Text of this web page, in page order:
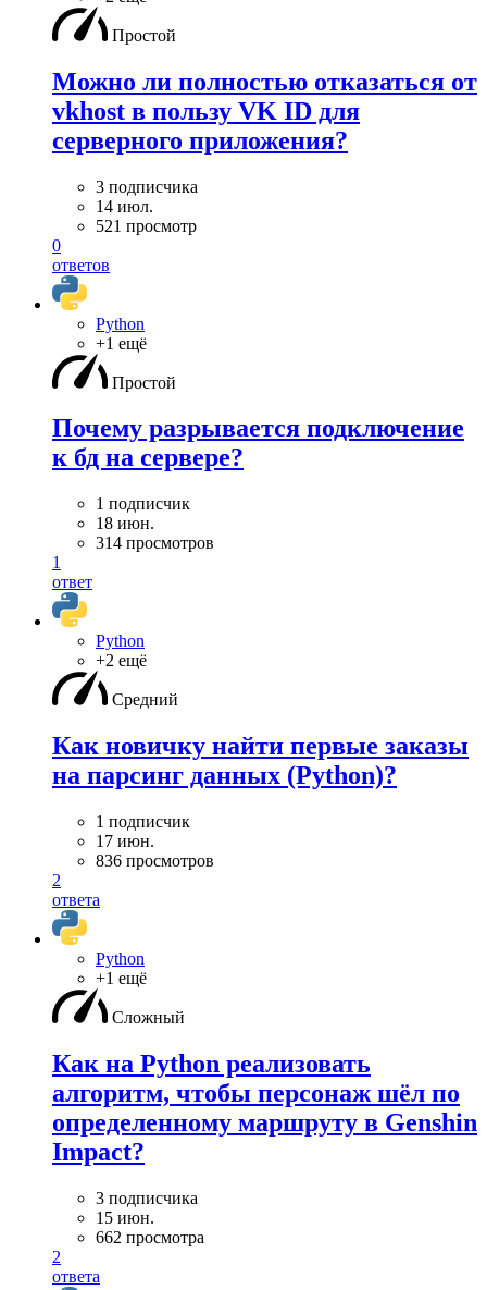
Простой
Можно ли полностью отказаться от
vkhost в пользу VK ID для
серверного приложения?
3 подписчика
14 июл.
521 просмотр
0
ответов
Python
+1 ещё
Простой
Почему разрывается подключение
к бд на сервере?
1 подписчик
18 июн.
314 просмотров
1
ответ
Python
+2 ещё
Средний
Как новичку найти первые заказы
на парсинг данных (Python)?
1 подписчик
17 июн.
836 просмотров
2
ответа
Python
+1 ещё
Сложный
Как на Python реализовать
алгоритм, чтобы персонаж шёл по
определенному маршруту в Genshin
Impact?
3 подписчика
15 июн.
662 просмотра
2
ответа